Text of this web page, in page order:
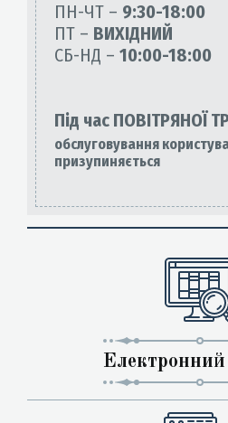
ПН-ЧТ – 9:30-18:00
ПТ – ВИХІДНИЙ
СБ-НД – 10:00-18:00
Під час ПОВІТРЯНОЇ
обслуговування
призупиняється
Електронний